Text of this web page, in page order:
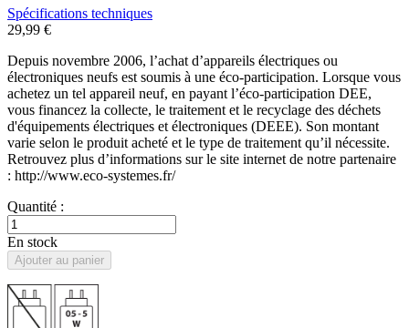
Spécifications techniques
29,99 €
Depuis novembre 2006, l’achat d’appareils électriques ou
électroniques neufs est soumis à une éco-participation. Lorsque vous
achetez un tel appareil neuf, en payant l’éco-participation DEE,
vous financez la collecte, le traitement et le recyclage des déchets
d'équipements électriques et électroniques (DEEE). Son montant
varie selon le produit acheté et le type de traitement qu’il nécessite.
Retrouvez plus d’informations sur le site internet de notre partenaire
: http://www.eco-systemes.fr/
Quantité :
En stock
Ajouter au panier